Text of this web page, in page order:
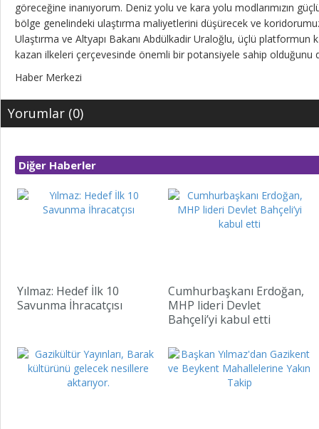
göreceğine inanıyorum. Deniz yolu ve kara yolu modlarımızın
bölge genelindeki ulaştırma maliyetlerini düşürecek ve
Ulaştırma ve Altyapı Bakanı Abdülkadir Uraloğlu, üçlü platformun
kazan ilkeleri çerçevesinde önemli bir potansiyele sahip olduğunu
Haber Merkezi
Yorumlar (0)
Diğer Haberler
Yılmaz: Hedef İlk 10
Savunma İhracatçısı
Cumhurbaşkanı Erdoğan,
MHP lideri Devlet
Bahçeli’yi kabul etti